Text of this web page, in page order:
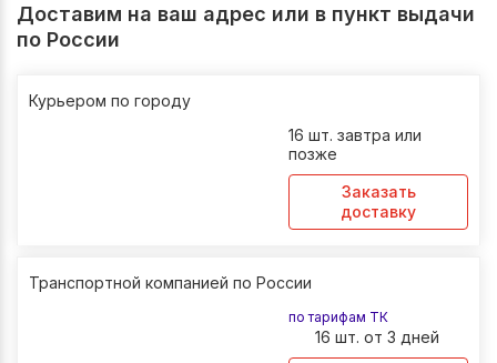
Доставим на ваш адрес или в пункт выдачи
по России
Курьером по городу
16 шт. завтра или
позже
Заказать
доставку
Транспортной компанией по России
по тарифам ТК
16 шт. от 3 дней